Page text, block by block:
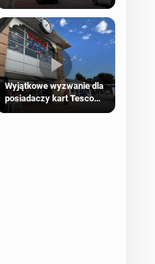
kierunków podróży na
świecie
Wyjątkowe wyzwanie dla
posiadaczy kart Tesco
Clubcard!